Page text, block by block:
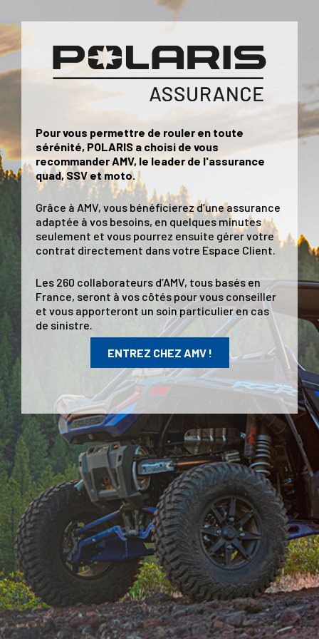
Pour vous permettre de rouler en toute
sérénité, POLARIS a choisi de vous
recommander AMV, le leader de l'assurance
quad, SSV et moto.
Grâce à AMV, vous bénéficierez d’une assurance
adaptée à vos besoins, en quelques minutes
seulement et vous pourrez ensuite gérer votre
contrat directement dans votre Espace Client.
Les 260 collaborateurs d’AMV, tous basés en
France, seront à vos côtés pour vous conseiller
et vous apporteront un soin particulier en cas
de sinistre.
ENTREZ CHEZ AMV !